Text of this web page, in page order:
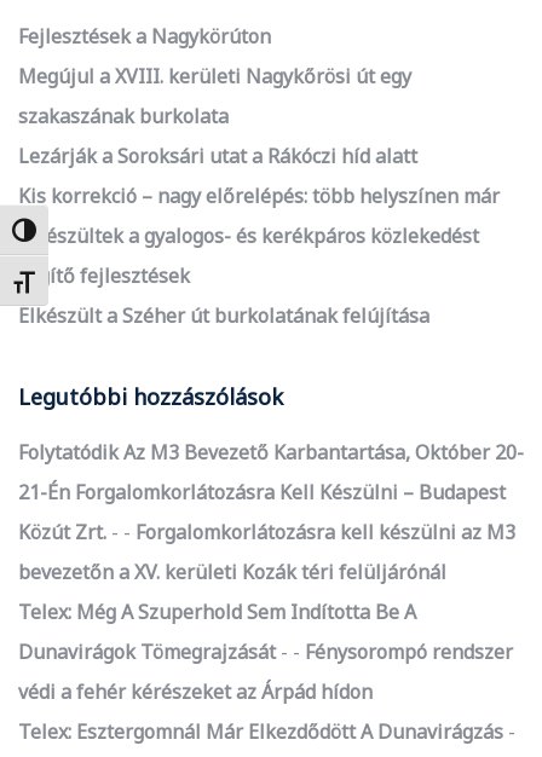
Nagy kontraszt váltása
Betűméret váltása
Fejlesztések a Nagykörúton
Megújul a XVIII. kerületi Nagykőrösi út egy
szakaszának burkolata
Lezárják a Soroksári utat a Rákóczi híd alatt
Kis korrekció – nagy előrelépés: több helyszínen már
elkészültek a gyalogos- és kerékpáros közlekedést
segítő fejlesztések
Elkészült a Széher út burkolatának felújítása
Legutóbbi hozzászólások
Folytatódik Az M3 Bevezető Karbantartása, Október 20-
21-Én Forgalomkorlátozásra Kell Készülni – Budapest
Közút Zrt.
- Forgalomkorlátozásra kell készülni az M3
bevezetőn a XV. kerületi Kozák téri felüljárónál
Telex: Még A Szuperhold Sem Indította Be A
Dunavirágok Tömegrajzását
- Fénysorompó rendszer
védi a fehér kérészeket az Árpád hídon
Telex: Esztergomnál Már Elkezdődött A Dunavirágzás